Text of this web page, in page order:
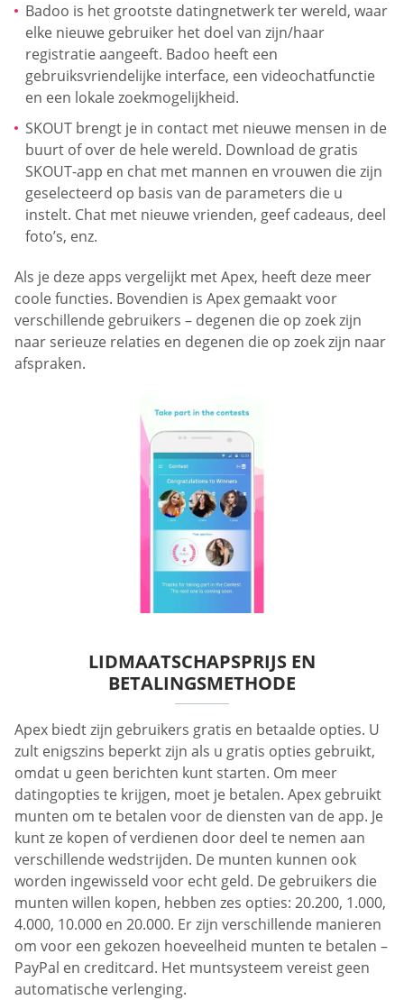
Badoo is het grootste datingnetwerk ter wereld, waar
elke nieuwe gebruiker het doel van zijn/haar
registratie aangeeft. Badoo heeft een
gebruiksvriendelijke interface, een videochatfunctie
en een lokale zoekmogelijkheid.
SKOUT brengt je in contact met nieuwe mensen in de
buurt of over de hele wereld. Download de gratis
SKOUT-app en chat met mannen en vrouwen die zijn
geselecteerd op basis van de parameters die u
instelt. Chat met nieuwe vrienden, geef cadeaus, deel
foto’s, enz.
Als je deze apps vergelijkt met Apex, heeft deze meer
coole functies. Bovendien is Apex gemaakt voor
verschillende gebruikers – degenen die op zoek zijn
naar serieuze relaties en degenen die op zoek zijn naar
afspraken.
LIDMAATSCHAPSPRIJS EN
BETALINGSMETHODE
Apex biedt zijn gebruikers gratis en betaalde opties. U
zult enigszins beperkt zijn als u gratis opties gebruikt,
omdat u geen berichten kunt starten. Om meer
datingopties te krijgen, moet je betalen. Apex gebruikt
munten om te betalen voor de diensten van de app. Je
kunt ze kopen of verdienen door deel te nemen aan
verschillende wedstrijden. De munten kunnen ook
worden ingewisseld voor echt geld. De gebruikers die
munten willen kopen, hebben zes opties: 20.200, 1.000,
4.000, 10.000 en 20.000. Er zijn verschillende manieren
om voor een gekozen hoeveelheid munten te betalen –
PayPal en creditcard. Het muntsysteem vereist geen
automatische verlenging.